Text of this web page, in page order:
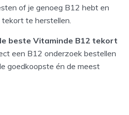
of je genoeg B12 hebt en
te herstellen.
beste Vitaminde B12 tekort
een B12 onderzoek bestellen
goedkoopste én de meest